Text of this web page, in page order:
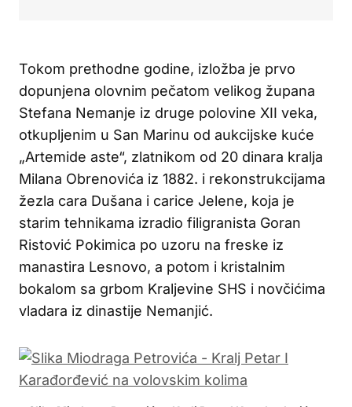
Tokom prethodne godine, izložba je prvo
dopunjena olovnim pečatom velikog župana
Stefana Nemanje iz druge polovine XII veka,
otkupljenim u San Marinu od aukcijske kuće
„Artemide aste“, zlatnikom od 20 dinara kralja
Milana Obrenovića iz 1882. i rekonstrukcijama
žezla cara Dušana i carice Jelene, koja je
starim tehnikama izradio filigranista Goran
Ristović Pokimica po uzoru na freske iz
manastira Lesnovo, a potom i kristalnim
bokalom sa grbom Kraljevine SHS i novčićima
vladara iz dinastije Nemanjić.